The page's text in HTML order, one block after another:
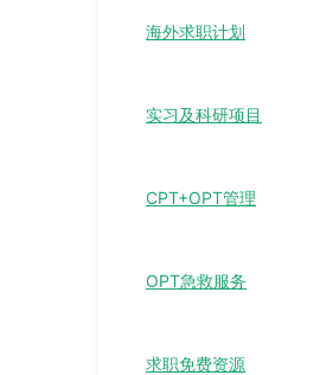
海外求职计划
实习及科研项目
CPT+OPT管理
OPT急救服务
求职免费资源